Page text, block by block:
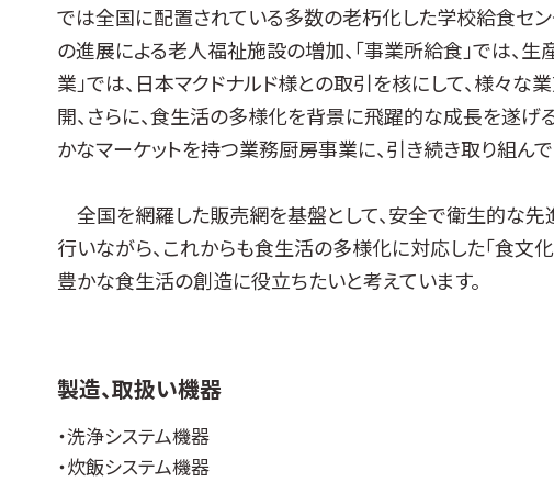
では全国に配置されている多数の老朽化した学校給食セン
の進展による老人福祉施設の増加、「事業所給食」では、
業」では、日本マクドナルド様との取引を核にして、様々
開、さらに、食生活の多様化を背景に飛躍的な成長を遂げ
かなマーケットを持つ業務厨房事業に、引き続き取り組んで
全国を網羅した販売網を基盤として、安全で衛生的な
行いながら、これからも食生活の多様化に対応した「食文化
豊かな食生活の創造に役立ちたいと考えています。
製造、取扱い機器
・洗浄システム機器
・炊飯システム機器